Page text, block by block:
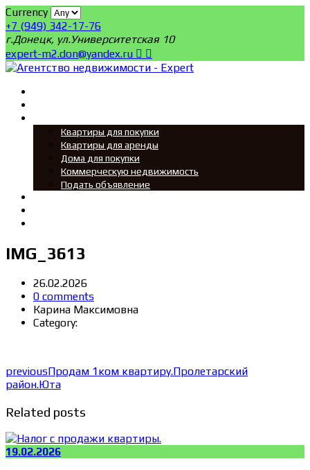
Currency
+7 (949) 342-17-76
г.Донецк, ул.Университетская 10
expert-m2.don@yandex.ru
Квартиры для покупки
Квартиры для аренды
Дома для покупки
Коммерческую недвижимость
Подать объявление
IMG_3613
26.02.2026
0 comments
Карина Максимовна
Category:
previousПродам 1ком квартиру.Пролетарский
район.Юта
Related posts
19.02.2026